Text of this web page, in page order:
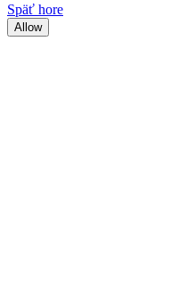
Späť hore
Allow